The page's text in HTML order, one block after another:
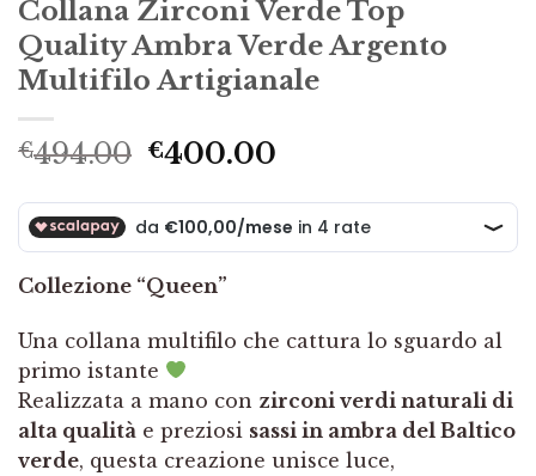
Collana Zirconi Verde Top
Quality Ambra Verde Argento
Multifilo Artigianale
€494.00 Il
originale
era:
€494.00.
€400.00
attuale
è:
Collezione “Queen”
Una collana multifilo che cattura lo sguardo al
primo istante
Realizzata a mano con zirconi verdi naturali di
alta qualità e preziosi sassi in ambra del Baltico
verde, questa creazione unisce luce,